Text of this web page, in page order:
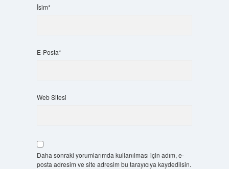
İsim*
E-Posta*
Web Sitesi
Daha sonraki yorumlarımda kullanılması için adım, e-
posta adresim ve site adresim bu tarayıcıya kaydedilsin.